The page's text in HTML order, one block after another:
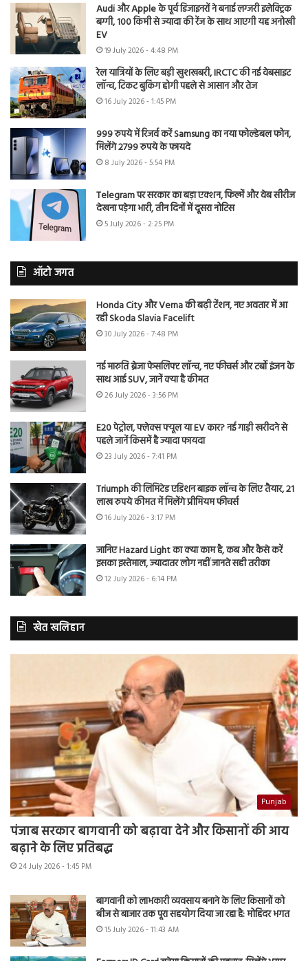
Audi और Apple के पूर्व डिजाइनरों ने बनाई लग्जरी इलेक्ट्रिक
बग्गी, 100 किमी से ज्यादा की रेंज के साथ आएगी यह अनोखी
EV
19 July 2026 - 4:48 PM
रेल यात्रियों के लिए बड़ी खुशखबरी, IRCTC की नई वेबसाइट
लॉन्च, टिकट बुकिंग होगी पहले से आसान और तेज
16 July 2026 - 1:45 PM
999 रुपये में रिजर्व करें Samsung का नया फोल्डेबल फोन,
मिलेंगे 2799 रुपये के फायदे
8 July 2026 - 5:54 PM
Telegram पर सरकार का बड़ा एक्शन, फिल्में और वेब सीरीज
देखना पड़ेगा भारी, तीन दिनों में दूसरा नोटिस
5 July 2026 - 2:25 PM
ऑटो जगत
Honda City और Verna की बढ़ी टेंशन, नए अवतार में आ
रही Skoda Slavia Facelift
30 July 2026 - 7:48 PM
नई मारुति ब्रेजा फेसलिफ्ट लॉन्च, नए फीचर्स और टर्बो इंजन के
साथ आई SUV, जानें क्या है कीमत
26 July 2026 - 3:56 PM
E20 पेट्रोल, फ्लेक्स फ्यूल या EV कार? नई गाड़ी खरीदने से
पहले जानें किसमें है ज्यादा फायदा
23 July 2026 - 7:41 PM
Triumph की लिमिटेड एडिशन बाइक लॉन्च के लिए तैयार, 21
लाख रुपये कीमत में मिलेंगे प्रीमियम फीचर्स
16 July 2026 - 3:17 PM
जानिए Hazard Light का क्या काम है, कब और कैसे करें
इसका इस्तेमाल, ज्यादातर लोग नहीं जानते सही तरीका
12 July 2026 - 6:14 PM
खेत खलिहान
Punjab
पंजाब सरकार बागवानी को बढ़ावा देने और किसानों की आय
बढ़ाने के लिए प्रतिबद्ध
24 July 2026 - 1:45 PM
बागवानी को लाभकारी व्यवसाय बनाने के लिए किसानों को
बीज से बाजार तक पूरा सहयोग दिया जा रहा है: मोहिंदर भगत
15 July 2026 - 11:43 AM